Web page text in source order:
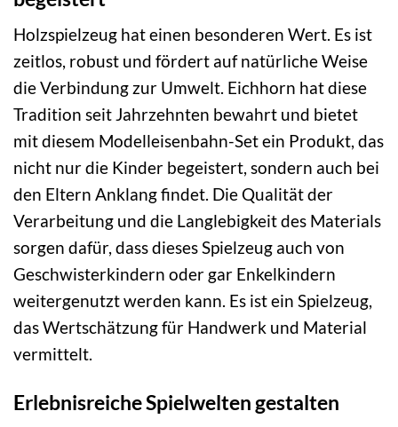
Holzspielzeug hat einen besonderen Wert. Es ist
zeitlos, robust und fördert auf natürliche Weise
die Verbindung zur Umwelt. Eichhorn hat diese
Tradition seit Jahrzehnten bewahrt und bietet
mit diesem Modelleisenbahn-Set ein Produkt, das
nicht nur die Kinder begeistert, sondern auch bei
den Eltern Anklang findet. Die Qualität der
Verarbeitung und die Langlebigkeit des Materials
sorgen dafür, dass dieses Spielzeug auch von
Geschwisterkindern oder gar Enkelkindern
weitergenutzt werden kann. Es ist ein Spielzeug,
das Wertschätzung für Handwerk und Material
vermittelt.
Erlebnisreiche Spielwelten gestalten